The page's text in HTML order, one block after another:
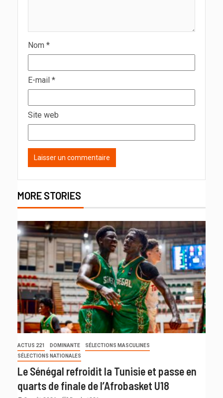
Nom *
E-mail *
Site web
MORE STORIES
ACTUS 221 DOMINANTE
SÉLECTIONS MASCULINES
SÉLECTIONS NATIONALES
Le Sénégal refroidit la Tunisie et passe en
quarts de finale de l’Afrobasket U18